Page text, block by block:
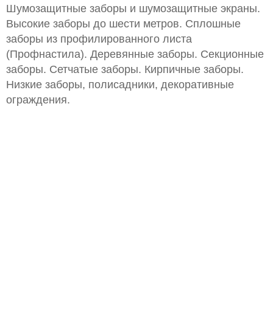
Шумозащитные заборы и шумозащитные экраны.
Высокие заборы до шести метров. Сплошные
заборы из профилированного листа
(Профнастила). Деревянные заборы. Секционные
заборы. Сетчатые заборы. Кирпичные заборы.
Низкие заборы, полисадники, декоративные
ограждения.